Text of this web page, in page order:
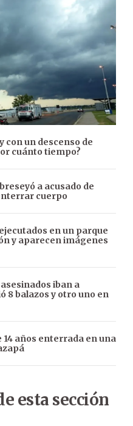
con un descenso de
cuánto tiempo?
a acusado de
cuerpo
en un parque
y aparecen imágenes
iban a
8 balazos y otro uno en
años enterrada en una
esta sección